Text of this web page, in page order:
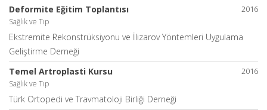
2016
Deformite Eğitim Toplantısı
Sağlık ve Tıp
Ekstremite Rekonstrüksiyonu ve İlizarov Yöntemleri Uygulama
Geliştirme Derneği
2016
Temel Artroplasti Kursu
Sağlık ve Tıp
Türk Ortopedi ve Travmatoloji Birliği Derneği